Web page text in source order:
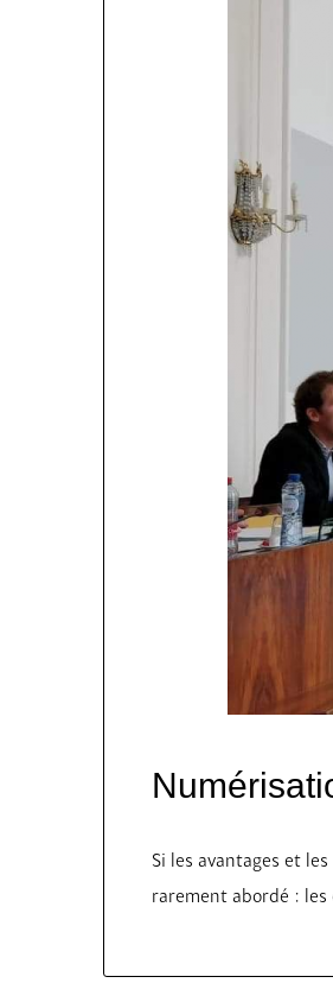
Si les avantages et
rarement abordé : les